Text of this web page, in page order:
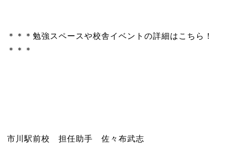
＊＊＊勉強スペースや校舎イベントの詳細はこちら！
＊＊＊
市川駅前校 担任助手 佐々布武志